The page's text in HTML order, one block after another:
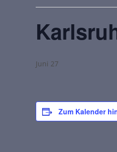
Juni 27
Zum Kalender